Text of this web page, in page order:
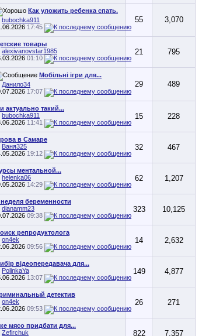
Как уложить ребенка спать.
bubochka911
17:45
55 3,070
товары
alexivanovstar1985
01:10
21 795
Мобільні ігри для...
Данило34
17:07
29 489
актуально такий...
bubochka911
11:41
15 228
в Самаре
Ваня325
19:12
32 467
ментальной...
helenka06
14:29
62 1,207
неделя беременности
dianamm23
09:38
323 10,125
репродуктолога
on4ek
09:56
14 2,632
відеопередавача для...
PolinkaYa
13:07
149 4,877
детектив
on4ek
09:53
26 271
мясо придбати для...
Zefirchuk 822 7,357